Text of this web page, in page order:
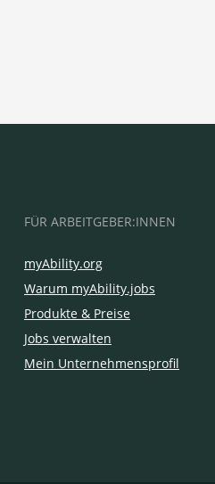
FÜR ARBEITGEBER:INNEN
myAbility.org
Warum myAbility.jobs
Produkte & Preise
Jobs verwalten
Mein Unternehmensprofil